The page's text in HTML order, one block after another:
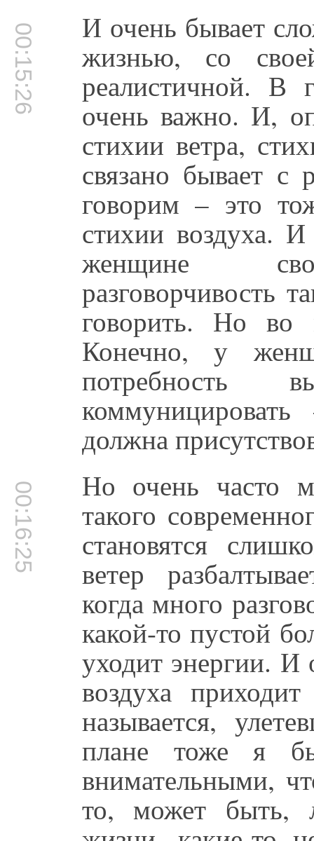
00:15:26 И очень бывает
жизнью, со
реалистичной. В
очень важно. И,
стихии ветра,
связано бывает с
говорим – это
стихии воздуха.
женщине
разговорчивость
говорить. Но во
Конечно, у
потребность
должна
00:16:25 Но очень часто
такого
становятся
ветер
когда много
какой-то пустой
уходит энергии. И
воздуха
называется,
плане тоже я
внимательными,
то, может быть,